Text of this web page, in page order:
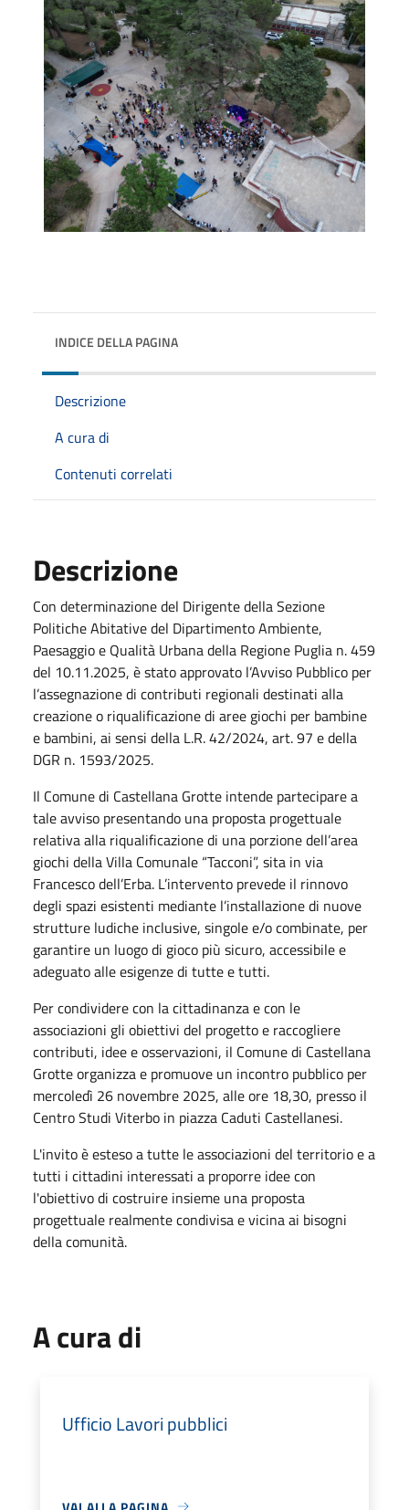
INDICE DELLA PAGINA
Descrizione
A cura di
Contenuti correlati
Descrizione
Con determinazione del Dirigente della Sezione
Politiche Abitative del Dipartimento Ambiente,
Paesaggio e Qualità Urbana della Regione Puglia n. 459
del 10.11.2025, è stato approvato l’Avviso Pubblico per
l’assegnazione di contributi regionali destinati alla
creazione o riqualificazione di aree giochi per bambine
e bambini, ai sensi della L.R. 42/2024, art. 97 e della
DGR n. 1593/2025.
Il Comune di Castellana Grotte intende partecipare a
tale avviso presentando una proposta progettuale
relativa alla riqualificazione di una porzione dell’area
giochi della Villa Comunale “Tacconi”, sita in via
Francesco dell’Erba. L’intervento prevede il rinnovo
degli spazi esistenti mediante l’installazione di nuove
strutture ludiche inclusive, singole e/o combinate, per
garantire un luogo di gioco più sicuro, accessibile e
adeguato alle esigenze di tutte e tutti.
Per condividere con la cittadinanza e con le
associazioni gli obiettivi del progetto e raccogliere
contributi, idee e osservazioni, il Comune di Castellana
Grotte organizza e promuove un incontro pubblico per
mercoledì 26 novembre 2025, alle ore 18,30, presso il
Centro Studi Viterbo in piazza Caduti Castellanesi.
L'invito è esteso a tutte le associazioni del territorio e a
tutti i cittadini interessati a proporre idee con
l'obiettivo di costruire insieme una proposta
progettuale realmente condivisa e vicina ai bisogni
della comunità.
A cura di
Ufficio Lavori pubblici